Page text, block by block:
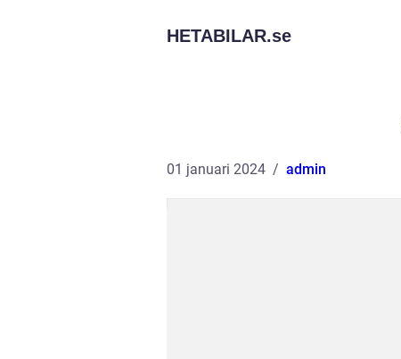
HETABILAR.se
01 januari 2024 admin